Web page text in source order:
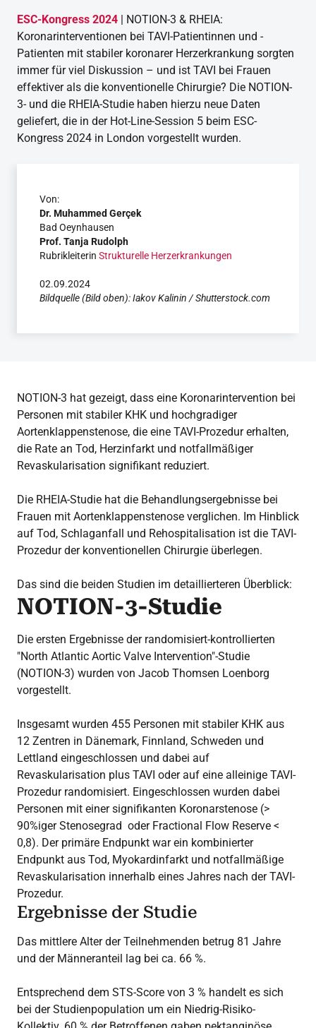
ESC-Kongress 2024 | NOTION-3 & RHEIA:
Koronarinterventionen bei TAVI-Patientinnen und -
Patienten mit stabiler koronarer Herzerkrankung sorgten
immer für viel Diskussion – und ist TAVI bei Frauen
effektiver als die konventionelle Chirurgie? Die NOTION-
3- und die RHEIA-Studie haben hierzu neue Daten
geliefert, die in der Hot-Line-Session 5 beim ESC-
Kongress 2024 in London vorgestellt wurden.
Von:
Dr. Muhammed Gerçek
Bad Oeynhausen
Prof. Tanja Rudolph
Rubrikleiterin Strukturelle Herzerkrankungen
02.09.2024
Bildquelle (Bild oben): Iakov Kalinin / Shutterstock.com
NOTION-3 hat gezeigt, dass eine Koronarintervention bei
Personen mit stabiler KHK und hochgradiger
Aortenklappenstenose, die eine TAVI-Prozedur erhalten,
die Rate an Tod, Herzinfarkt und notfallmäßiger
Revaskularisation signifikant reduziert.
Die RHEIA-Studie hat die Behandlungsergebnisse bei
Frauen mit Aortenklappenstenose verglichen. Im Hinblick
auf Tod, Schlaganfall und Rehospitalisation ist die TAVI-
Prozedur der konventionellen Chirurgie überlegen.
Das sind die beiden Studien im detaillierteren Überblick:
NOTION-3-Studie
Die ersten Ergebnisse der randomisiert-kontrollierten
"North Atlantic Aortic Valve Intervention"-Studie
(NOTION-3) wurden von Jacob Thomsen Loenborg
vorgestellt.
Insgesamt wurden 455 Personen mit stabiler KHK aus
12 Zentren in Dänemark, Finnland, Schweden und
Lettland eingeschlossen und dabei auf
Revaskularisation plus TAVI oder auf eine alleinige TAVI-
Prozedur randomisiert. Eingeschlossen wurden dabei
Personen mit einer signifikanten Koronarstenose (>
90%iger Stenosegrad oder Fractional Flow Reserve <
0,8). Der primäre Endpunkt war ein kombinierter
Endpunkt aus Tod, Myokardinfarkt und notfallmäßige
Revaskularisation innerhalb eines Jahres nach der TAVI-
Prozedur.
Ergebnisse der Studie
Das mittlere Alter der Teilnehmenden betrug 81 Jahre
und der Männeranteil lag bei ca. 66 %.
Entsprechend dem STS-Score von 3 % handelt es sich
bei der Studienpopulation um ein Niedrig-Risiko-